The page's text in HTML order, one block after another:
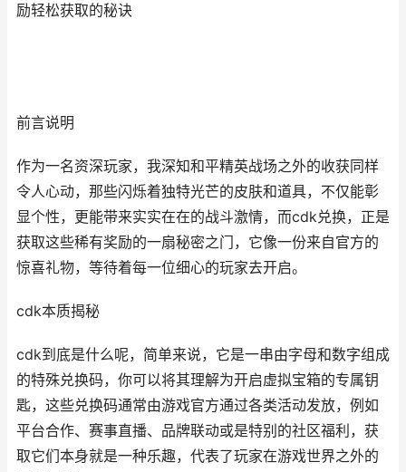
励轻松获取的秘诀
前言说明
作为一名资深玩家，我深知和平精英战场之外的收获同样
令人心动，那些闪烁着独特光芒的皮肤和道具，不仅能彰
显个性，更能带来实实在在的战斗激情，而cdk兑换，正是
获取这些稀有奖励的一扇秘密之门，它像一份来自官方的
惊喜礼物，等待着每一位细心的玩家去开启。
cdk本质揭秘
cdk到底是什么呢，简单来说，它是一串由字母和数字组成
的特殊兑换码，你可以将其理解为开启虚拟宝箱的专属钥
匙，这些兑换码通常由游戏官方通过各类活动发放，例如
平台合作、赛事直播、品牌联动或是特别的社区福利，获
取它们本身就是一种乐趣，代表了玩家在游戏世界之外的